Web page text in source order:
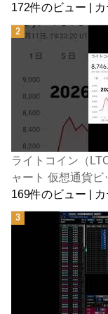
172件のビュー
ライトコイン（
ャート 仮想通貨
169件のビュー |